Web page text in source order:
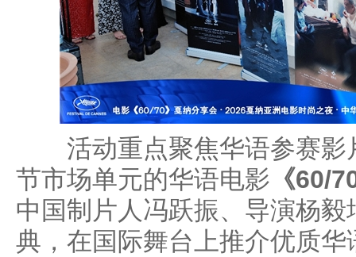
活动重点聚焦华语参赛影
节市场单元的华语电影 《60/
中国制片人冯跃振、导演杨
典，在国际舞台上推介优质